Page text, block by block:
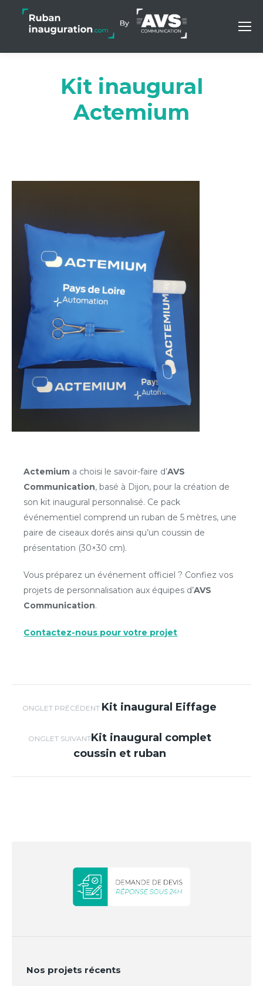
Kit inaugural
Actemium
Actemium a choisi le savoir-faire d’AVS
Communication, basé à Dijon, pour la création de
son kit inaugural personnalisé. Ce pack
événementiel comprend un ruban de 5 mètres, une
paire de ciseaux dorés ainsi qu’un coussin de
présentation (30×30 cm).
Vous préparez un événement officiel ? Confiez vos
projets de personnalisation aux équipes d’AVS
Communication.
Contactez-nous pour votre projet
Navigation de
commentaire
ONGLET PRÉCÉDENT Onglet
Kit inaugural Eiffage
ONGLET SUIVANTProjets
similaires
Kit inaugural complet
coussin et ruban
Nos projets récents